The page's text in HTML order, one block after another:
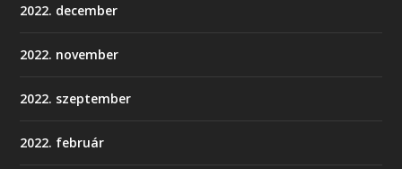
2022. december
2022. november
2022. szeptember
2022. február